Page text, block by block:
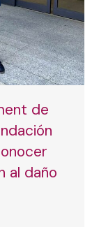
de
al daño